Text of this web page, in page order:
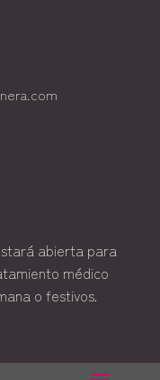
abierta para
médico
o festivos.